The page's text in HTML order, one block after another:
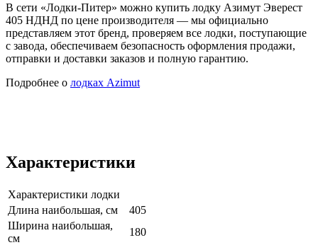
В сети «Лодки-Питер» можно купить лодку Азимут Эверест
405 НДНД по цене производителя — мы официально
представляем этот бренд, проверяем все лодки, поступающие
с завода, обеспечиваем безопасность оформления продажи,
отправки и доставки заказов и полную гарантию.
Подробнее о лодках Azimut
Характеристики
Характеристики лодки
Длина наибольшая, см
405
Ширина наибольшая,
см
180